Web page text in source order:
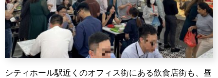
シティホール駅近くのオフィス街にある飲食店街も、昼